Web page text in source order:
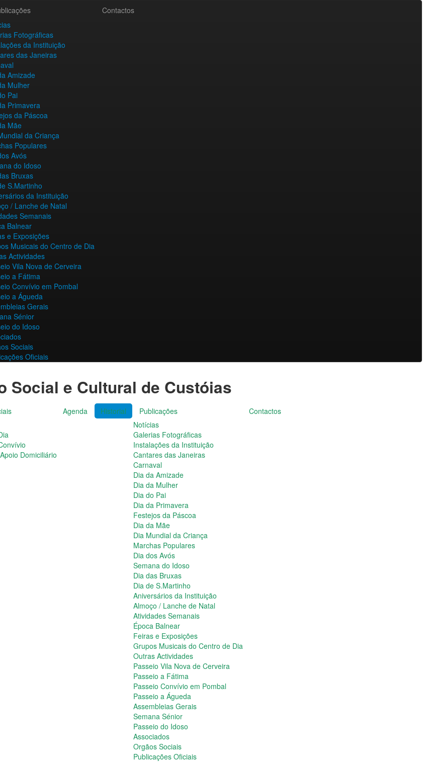
Fotográficas
da Instituição
das Janeiras
Amizade
Mulher
Pai
Primavera
da Páscoa
Mãe
da Criança
Populares
Avós
do Idoso
Bruxas
S.Martinho
da Instituição
/ Lanche de Natal
Semanais
Balnear
e Exposições
Musicais do Centro de Dia
Actividades
Vila Nova de Cerveira
a Fátima
Convívio em Pombal
a Águeda
Gerais
Sénior
do Idoso
Sociais
Oficiais
Contactos
Social e Cultural de Custóias
Domiciliário
Agenda Historial
Publicações
Notícias
Galerias Fotográficas
Instalações da Instituição
Cantares das Janeiras
Carnaval
Dia da Amizade
Dia da Mulher
Dia do Pai
Dia da Primavera
Festejos da Páscoa
Dia da Mãe
Dia Mundial da Criança
Marchas Populares
Dia dos Avós
Semana do Idoso
Dia das Bruxas
Dia de S.Martinho
Aniversários da Instituição
Almoço / Lanche de Natal
Atividades Semanais
Época Balnear
Feiras e Exposições
Grupos Musicais do Centro de Dia
Outras Actividades
Passeio Vila Nova de Cerveira
Passeio a Fátima
Passeio Convívio em Pombal
Passeio a Águeda
Assembleias Gerais
Semana Sénior
Passeio do Idoso
Associados
Orgãos Sociais
Publicações Oficiais
Contactos